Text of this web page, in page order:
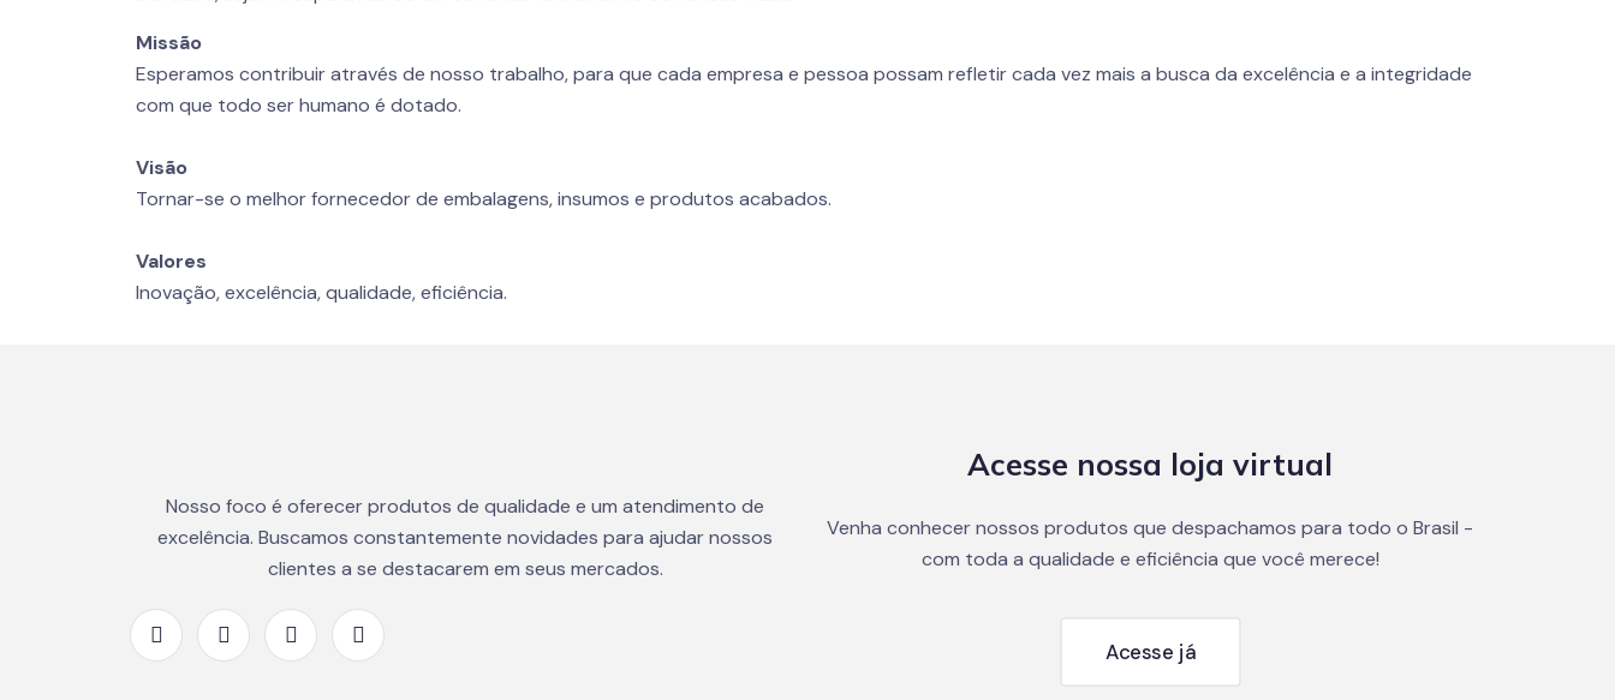
Missão
Esperamos contribuir através de nosso trabalho, para que cada empresa e pessoa possam refletir cada vez mais a busca da excelência e a integridade
com que todo ser humano é dotado.
Visão
Tornar-se o melhor fornecedor de embalagens, insumos e produtos acabados.
Valores
Inovação, excelência, qualidade, eficiência.
Nosso foco é oferecer produtos de qualidade e um atendimento de
excelência. Buscamos constantemente novidades para ajudar nossos
clientes a se destacarem em seus mercados.
Acesse nossa loja virtual
Venha conhecer nossos produtos que despachamos para todo o Brasil -
com toda a qualidade e eficiência que você merece!
Acesse já